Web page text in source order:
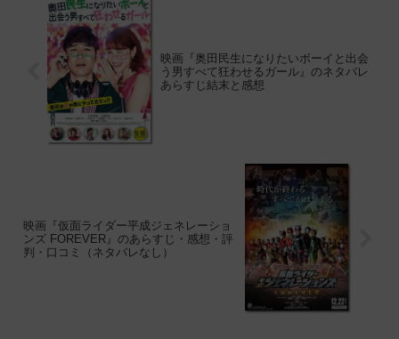
映画『奥田民生になりたいボーイと出会
う男すべて狂わせるガール』のネタバレ
あらすじ結末と感想
映画『仮面ライダー平成ジェネレーショ
ンズ FOREVER』のあらすじ・感想・評
判・口コミ（ネタバレなし）